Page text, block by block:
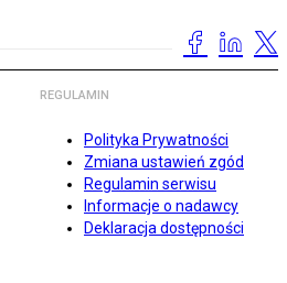
REGULAMIN
Polityka Prywatności
Zmiana ustawień zgód
Regulamin serwisu
Informacje o nadawcy
Deklaracja dostępności